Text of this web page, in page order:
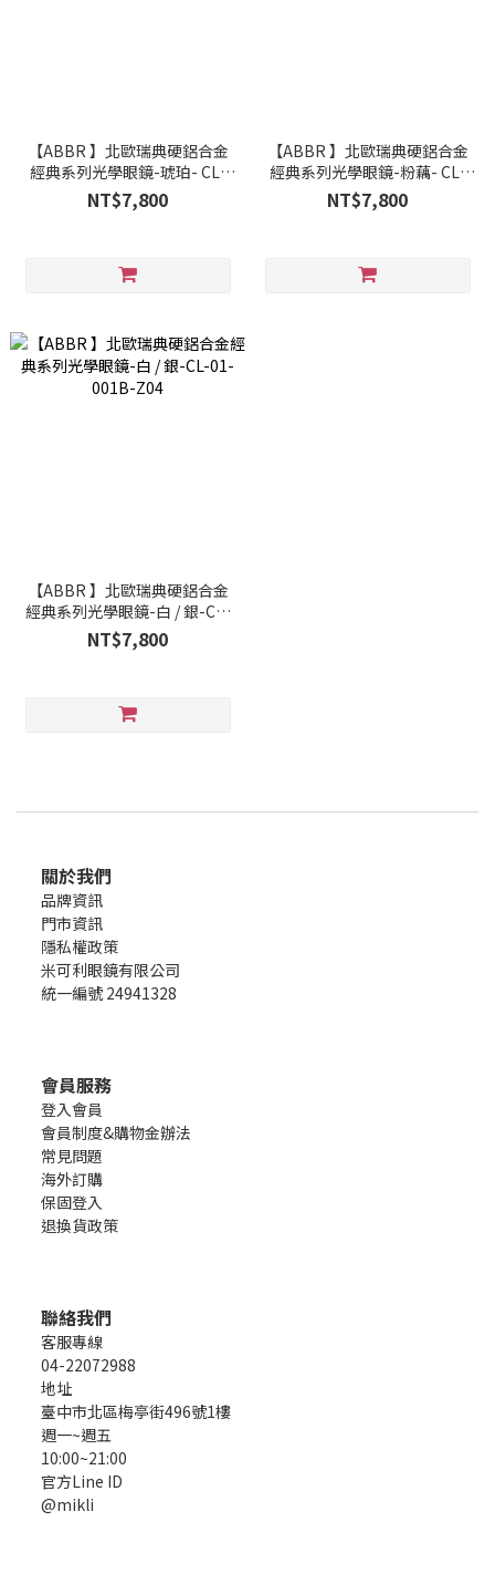
【ABBR 】北歐瑞典硬鋁合金
經典系列光學眼鏡-琥珀- CL-
01-001B-Z19
NT$7,800
【ABBR 】北歐瑞典硬鋁合金
經典系列光學眼鏡-粉藕- CL-
01-001B-Z05
NT$7,800
【ABBR 】北歐瑞典硬鋁合金
經典系列光學眼鏡-白 / 銀-CL-
01-001B-Z04
NT$7,800
關於我們
品牌資訊
門市資訊
隱私權政策
米可利眼鏡有限公司
統一編號 24941328
會員服務
登入會員
會員制度&購物金辦法
常見問題
海外訂購
保固登入
退換貨政策
聯絡我們
客服專線
04-22072988
地址
臺中市北區梅亭街496號1樓
週一~週五
10:00~21:00
官方Line ID
@mikli